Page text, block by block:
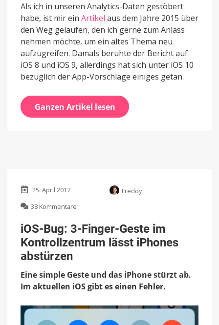
Als ich in unseren Analytics-Daten gestöbert
habe, ist mir ein Artikel aus dem Jahre 2015 über
den Weg gelaufen, den ich gerne zum Anlass
nehmen möchte, um ein altes Thema neu
aufzugreifen. Damals beruhte der Bericht auf
iOS 8 und iOS 9, allerdings hat sich unter iOS 10
bezüglich der App-Vorschläge einiges getan.
Ganzen Artikel lesen
25. April 2017
Freddy
38 Kommentare
Bug:
3-
Finger-
Kontrollzentrum
lässt
iPhones
iOS-Bug: 3-Finger-Geste im
Kontrollzentrum lässt iPhones
abstürzen
Eine simple Geste und das iPhone stürzt ab.
Im aktuellen iOS gibt es einen Fehler.